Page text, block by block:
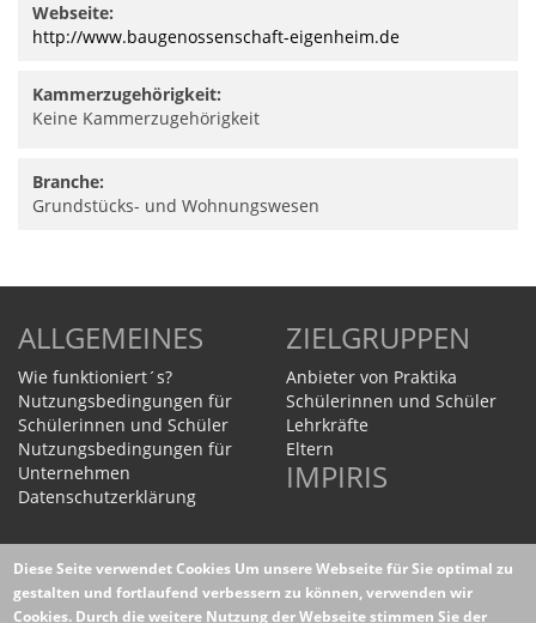
Webseite:
http://www.baugenossenschaft-eigenheim.de
Kammerzugehörigkeit:
Keine Kammerzugehörigkeit
Branche:
Grundstücks- und Wohnungswesen
ALLGEMEINES
Wie funktioniert´s?
Nutzungsbedingungen für
Schülerinnen und Schüler
Nutzungsbedingungen für
Unternehmen
Datenschutzerklärung
ZIELGRUPPEN
Anbieter von Praktika
Schülerinnen und Schüler
Lehrkräfte
Eltern
IMPIRIS
Homepage
WEITERES
Diese Seite verwendet Cookies Um unsere Webseite für Sie optimal zu
gestalten und fortlaufend verbessern zu können, verwenden wir
Cookies. Durch die weitere Nutzung der Webseite stimmen Sie der